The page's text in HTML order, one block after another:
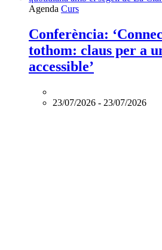
L'esdeveniment:
‘Connectar
amb
tothom:
claus
per
comunicació
Agenda Curs
Conferència:
tothom: claus per a
accessible’
23/07/2026 - 23/07/2026